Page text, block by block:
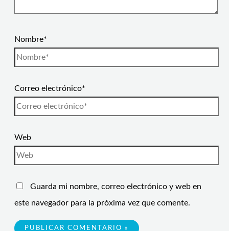
Nombre*
Correo electrónico*
Web
Guarda mi nombre, correo electrónico y web en
este navegador para la próxima vez que comente.